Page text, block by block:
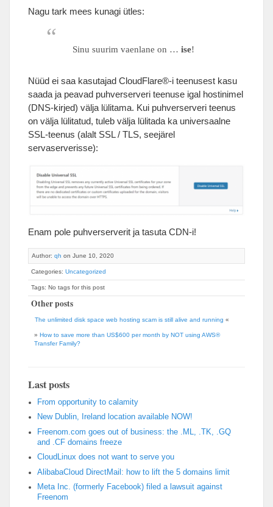
Nagu tark mees kunagi ütles:
Sinu suurim vaenlane on … ise!
Nüüd ei saa kasutajad CloudFlare®-i teenusest kasu
saada ja peavad puhverserveri teenuse igal hostinimel
(DNS-kirjed) välja lülitama. Kui puhverserveri teenus
on välja lülitatud, tuleb välja lülitada ka universaalne
SSL-teenus (alalt SSL / TLS, seejärel
servaserverisse):
Enam pole puhverserverit ja tasuta CDN-i!
Author: qh on June 10, 2020
Categories: Uncategorized
Tags: No tags for this post
Other posts
The unlimited disk space web hosting scam is still alive and running «
» How to save more than US$600 per month by NOT using AWS®
Transfer Family?
Last posts
From opportunity to calamity
New Dublin, Ireland location available NOW!
Freenom.com goes out of business: the .ML, .TK, .GQ
and .CF domains freeze
CloudLinux does not want to serve you
AlibabaCloud DirectMail: how to lift the 5 domains limit
Meta Inc. (formerly Facebook) filed a lawsuit against
Freenom